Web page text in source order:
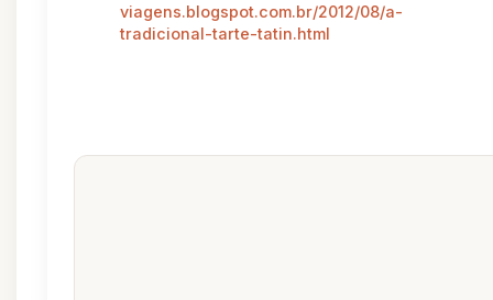
viagens.blogspot.com.br/2012/08/a-
tradicional-tarte-tatin.html